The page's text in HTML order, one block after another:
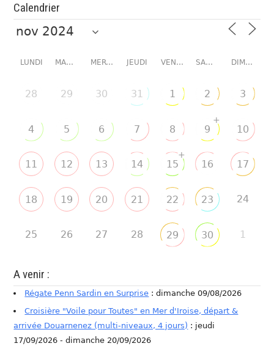
Calendrier
LUNDI MARDI MERCREDI JEUDI VENDREDI SAMEDI DIMANCHE
28 29 30 31 1 2 3
4 5 6 7 8 9
+
10
11 12 13 14 15
+
16 17
18 19 20 21 22 23 24
25 26 27 28 29 30 1
A venir :
Régate Penn Sardin en Surprise : dimanche 09/08/2026
Croisière "Voile pour Toutes" en Mer d'Iroise, départ &
arrivée Douarnenez (multi-niveaux, 4 jours) : jeudi
17/09/2026 - dimanche 20/09/2026